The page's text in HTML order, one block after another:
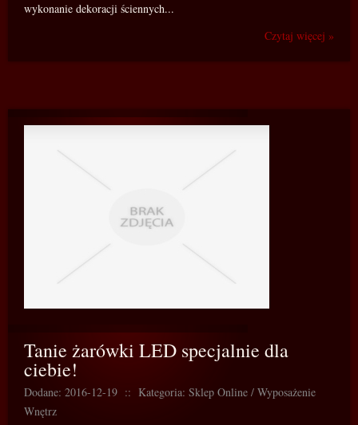
wykonanie dekoracji ściennych...
Czytaj więcej »
Tanie żarówki LED specjalnie dla
ciebie!
Dodane: 2016-12-19 :: Kategoria: Sklep Online / Wyposażenie
Wnętrz